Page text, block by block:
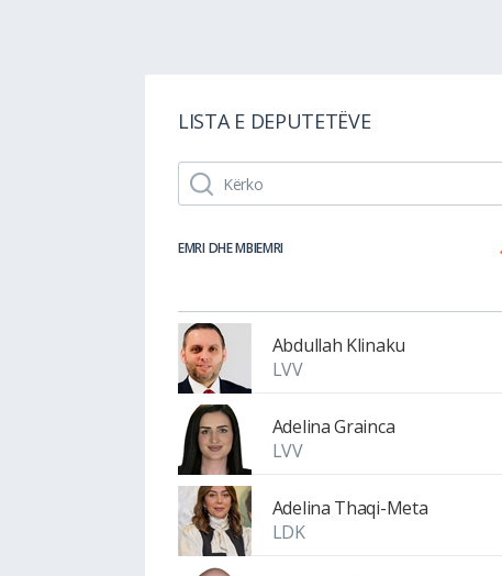
LISTA E DEPUTETËVE
EMRI DHE MBIEMRI
Abdullah Klinaku
LVV
Adelina Grainca
LVV
Adelina Thaqi-Meta
LDK